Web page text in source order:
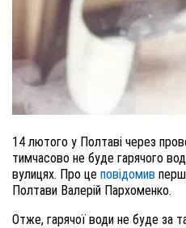
14 лютого у Полтаві через
тимчасово не буде гарячого
вулицях. Про це повідомив
Полтави Валерій Пархоменко.
Отже, гарячої води не буде за